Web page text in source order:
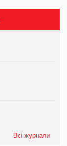
Всі журнали